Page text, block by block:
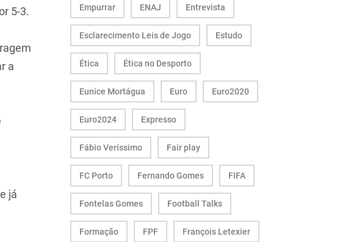
5-3.
a
já
Empurrar ENAJ Entrevista
Esclarecimento Leis de Jogo Estudo
Ética Ética no Desporto
Eunice Mortágua Euro Euro2020
Euro2024 Expresso
Fábio Veríssimo Fair play
FC Porto Fernando Gomes FIFA
Fontelas Gomes Football Talks
Formação FPF François Letexier